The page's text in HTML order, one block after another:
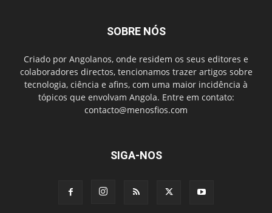
SOBRE NÓS
Criado por Angolanos, onde residem os seus editores e
colaboradores directos, tencionamos trazer artigos sobre
tecnologia, ciência e afins, com uma maior incidência à
tópicos que envolvam Angola. Entre em contato:
contacto@menosfios.com
SIGA-NOS